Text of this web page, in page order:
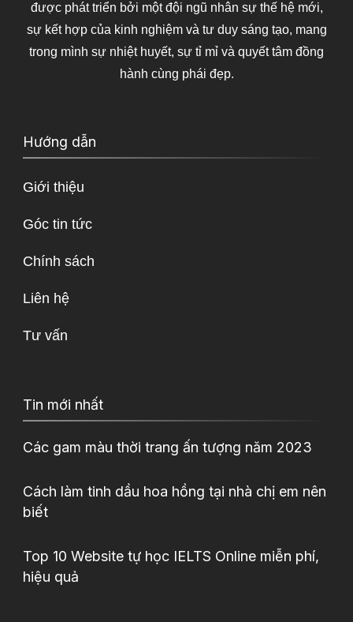
được phát triển bởi một đội ngũ nhân sự thế hệ mới,
sự kết hợp của kinh nghiệm và tư duy sáng tạo, mang
trong mình sự nhiệt huyết, sự tỉ mỉ và quyết tâm đồng
hành cùng phái đẹp.
Hướng dẫn
Giới thiệu
Góc tin tức
Chính sách
Liên hệ
Tư vấn
Tin mới nhất
Các gam màu thời trang ấn tượng năm 2023
Cách làm tinh dầu hoa hồng tại nhà chị em nên
biết
Top 10 Website tự học IELTS Online miễn phí,
hiệu quả